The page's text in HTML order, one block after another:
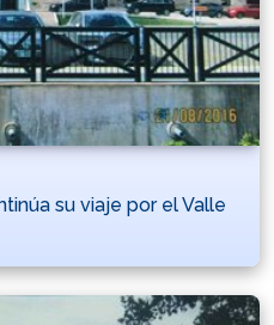
su viaje por el Valle